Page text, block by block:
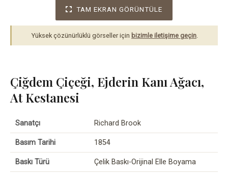
TAM EKRAN GÖRÜNTÜLE
Yüksek çözünürlüklü görseller için bizimle iletişime geçin
Çiğdem Çiçeği, Ejderin Kanı Ağacı,
At Kestanesi
Sanatçı Richard Brook
Basım Tarihi 1854
Baskı Türü Çelik Baskı-Orijinal Elle Boyama